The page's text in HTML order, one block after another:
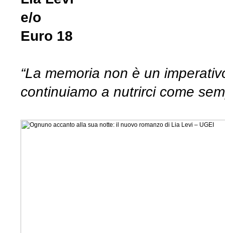
e/o
Euro 18
“La memoria non è un
continuiamo a nutrirci come